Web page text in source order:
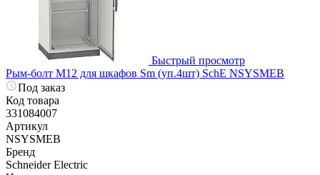
Быстрый просмотр
Рым-болт M12 для шкафов Sm (уп.4шт) SchE NSYSMEB
Под заказ
Код товара
331084007
Артикул
NSYSMEB
Бренд
Schneider Electric